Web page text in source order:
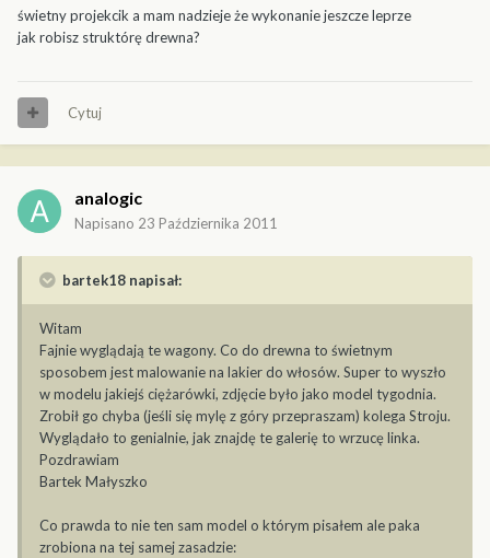
świetny projekcik a mam nadzieje że wykonanie jeszcze leprze
jak robisz struktórę drewna?
Cytuj
analogic
Napisano 23 Października 2011
bartek18 napisał:
Witam
Fajnie wyglądają te wagony. Co do drewna to świetnym
sposobem jest malowanie na lakier do włosów. Super to wyszło
w modelu jakiejś ciężarówki, zdjęcie było jako model tygodnia.
Zrobił go chyba (jeśli się mylę z góry przepraszam) kolega Stroju.
Wyglądało to genialnie, jak znajdę te galerię to wrzucę linka.
Pozdrawiam
Bartek Małyszko
Co prawda to nie ten sam model o którym pisałem ale paka
zrobiona na tej samej zasadzie: